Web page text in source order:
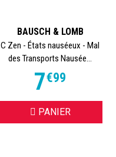
BAUSCH & LOMB
C Zen - États nauséeux - Mal
des Transports Nausée...
7€99
PANIER